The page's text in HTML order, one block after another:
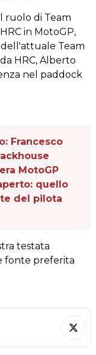
ruolo di Team
in MotoGP,
Team
HRC, Alberto
nel paddock
Francesco
MotoGP
quello
del pilota
testata
fonte preferita